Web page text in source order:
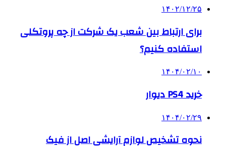
۱۴۰۲/۱۲/۲۵
برای ارتباط بین شعب یک شرکت از چه پروتکلی
استفاده کنیم؟
۱۴۰۴/۰۲/۱۰
خرید PS4 دیوار
۱۴۰۴/۰۲/۲۹
نحوه تشخیص لوازم آرایشی اصل از فیک